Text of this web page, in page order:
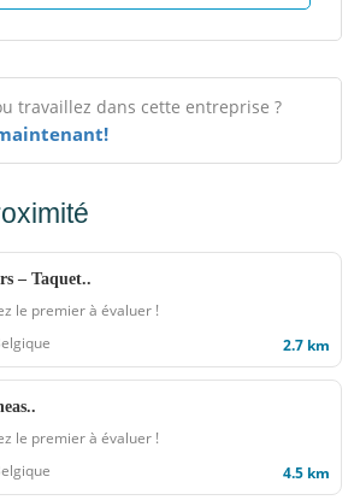
travaillez dans cette entreprise ?
– Taquet..
le premier à évaluer !
2.7 km
le premier à évaluer !
4.5 km